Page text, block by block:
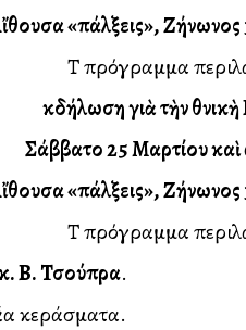
«Ἐπάλξεις»,
Τὸ πρόγραμμα
Ἐκδήλωση γιὰ τὴν Ἐθνικὴ
Σάββατο 25 Μαρτίου
«Ἐπάλξεις»,
Τὸ πρόγραμμα
Β. Τσούπρα.